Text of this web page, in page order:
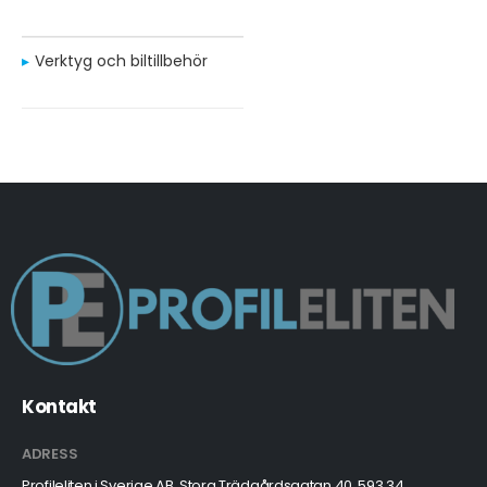
Verktyg och biltillbehör
Kontakt
ADRESS